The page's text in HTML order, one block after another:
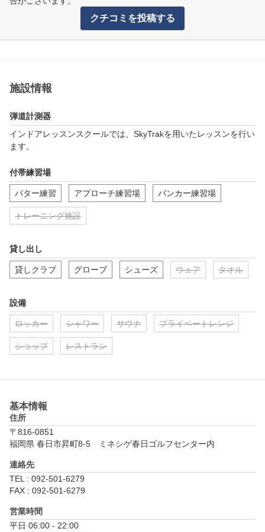
クチコミを投稿する
施設情報
弾道計測器
インドアレッスンスクールでは、SkyTrakを用いたレッスンを行い
ます。
付帯練習場
パター練習 アプローチ練習場 バンカー練習場
トレーニング施設
貸し出し
貸しクラブ グローブ シューズ ウェア タオル
設備
ロッカー シャワー サウナ プライベートレンジ
ショップ レストラン
基本情報
住所
〒816-0851
福岡県 春日市昇町8-5　ミネシゲ春日ゴルフセンター内
連絡先
TEL : 092-501-6279
FAX : 092-501-6279
営業時間
平日 06:00 - 22:00